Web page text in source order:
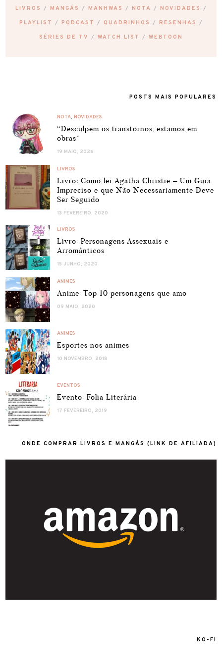
LIVROS MANGÁS MANHWAS NOTA NOVIDADES
PLAYLIST PODCAST QUADRINHOS RESENHAS
SÉRIES DE TV WATCH LIST WEBTOON
POSTS MAIS POPULARES
NOTA,NOVIDADES
“Desculpem os transtornos, estamos em
obras”
19 MAIO, 2026
LIVROS
Livro: Como ler Agatha Christie – Um Guia
Impreciso e que Não Necessariamente Deve
Ser Seguido
13 FEVEREIRO, 2020
LIVROS
Livro: Personagens Assexuais e
Arromânticos
15 JUNHO, 2020
ANIMES
Anime: Top 10 personagens que amo
09 MAIO, 2020
ANIMES
Esportes nos animes
10 NOVEMBRO, 2018
EVENTOS
Evento: Folia Literária
17 FEVEREIRO, 2019
ONDE COMPRAR LIVROS E MANGÁS (LINK DE AFILIADA)
KO-FI